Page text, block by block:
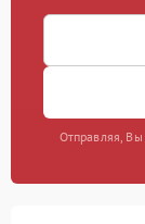
Отправляя, Вы